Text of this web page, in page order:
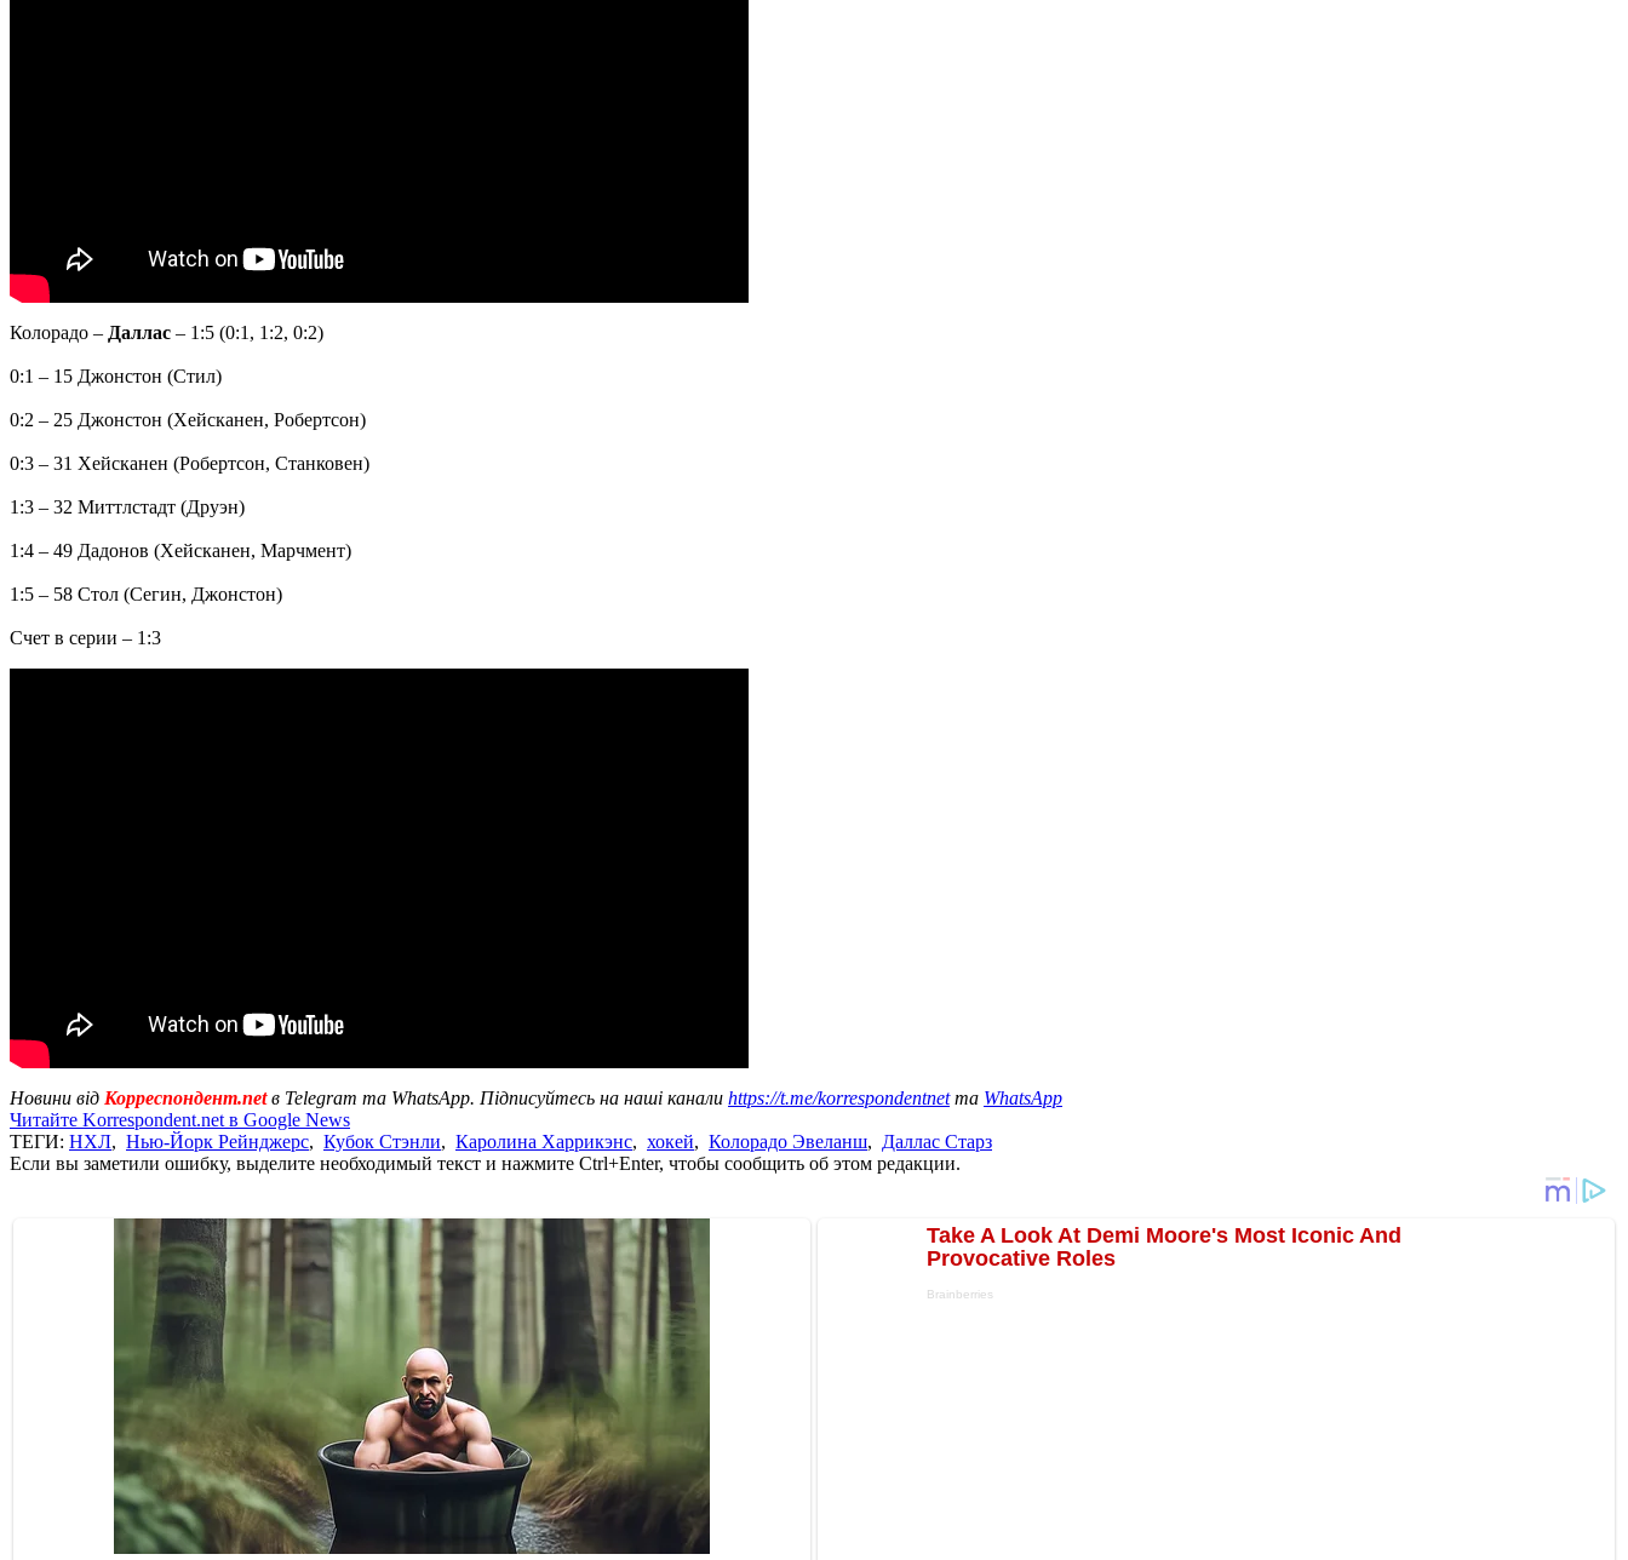
Колорадо – Даллас – 1:5 (0:1, 1:2, 0:2)
0:1 – 15 Джонстон (Стил)
0:2 – 25 Джонстон (Хейсканен, Робертсон)
0:3 – 31 Хейсканен (Робертсон, Станковен)
1:3 – 32 Миттлстадт (Друэн)
1:4 – 49 Дадонов (Хейсканен, Марчмент)
1:5 – 58 Стол (Сегин, Джонстон)
Счет в серии – 1:3
Новини від Корреспондент.netв Telegram та WhatsApp. Підписуйтесь на наші канали https://t.me/korrespondentnetта WhatsApp
Читайте Korrespondent.net в Google News
ТЕГИ: НХЛ, Нью-Йорк Рейнджерс, Кубок Стэнли, Каролина Харрикэнс, хокей, Колорадо Эвеланш, Даллас Старз
Если вы заметили ошибку, выделите необходимый текст и нажмите Ctrl+Enter, чтобы сообщить об этом редакции.